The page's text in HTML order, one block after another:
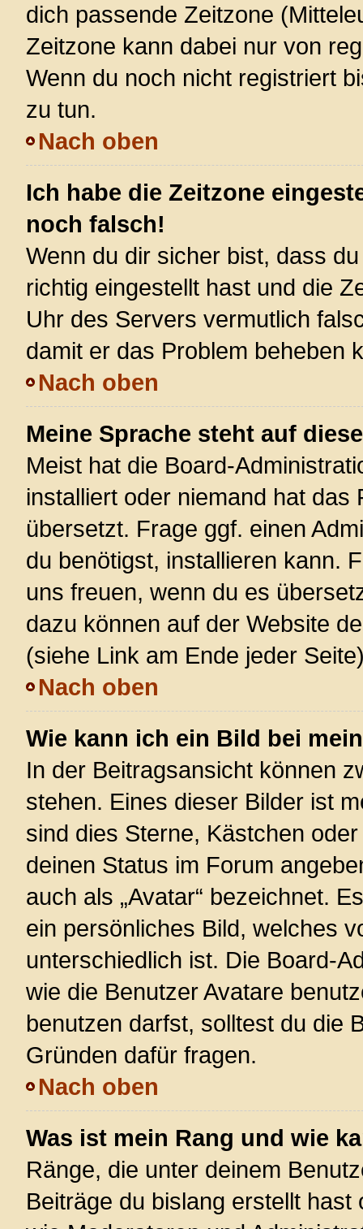
dich passende Zeitzone
Zeitzone kann dabei nur von
Wenn du noch nicht registriert
zu tun.
Nach oben
Ich habe die Zeitzone
noch falsch!
Wenn du dir sicher bist, dass
richtig eingestellt hast und die
Uhr des Servers vermutlich
damit er das Problem beheben
Nach oben
Meine Sprache steht auf
Meist hat die Board-
installiert oder niemand hat
übersetzt. Frage ggf. einen
du benötigst, installieren kann.
uns freuen, wenn du es
dazu können auf der Website
(siehe Link am Ende jeder
Nach oben
Wie kann ich ein Bild bei
In der Beitragsansicht können
stehen. Eines dieser Bilder ist
sind dies Sterne, Kästchen
deinen Status im Forum
auch als „Avatar“ bezeichnet.
ein persönliches Bild, welches
unterschiedlich ist. Die Board-
wie die Benutzer Avatare
benutzen darfst, solltest du die
Gründen dafür fragen.
Nach oben
Was ist mein Rang und wie
Ränge, die unter deinem
Beiträge du bislang erstellt